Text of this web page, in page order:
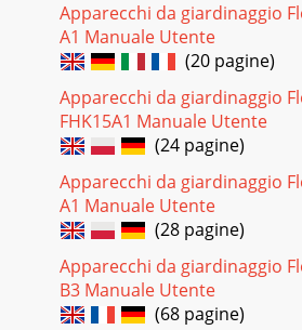
Apparecchi da giardinaggio
A1 Manuale Utente
(20 pagine)
Apparecchi da giardinaggio
FHK15A1 Manuale Utente
(24 pagine)
Apparecchi da giardinaggio
A1 Manuale Utente
(28 pagine)
Apparecchi da giardinaggio
B3 Manuale Utente
(68 pagine)